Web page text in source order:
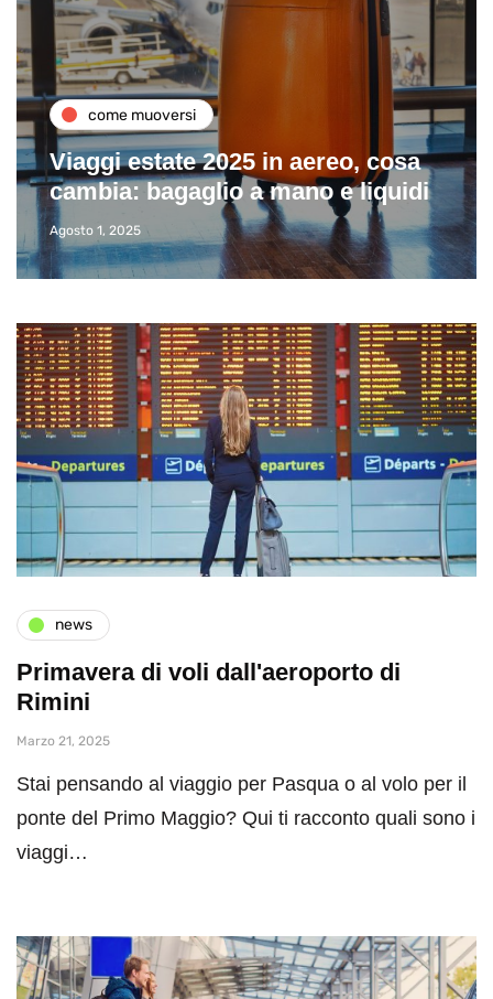
come muoversi
Viaggi estate 2025 in aereo, cosa
cambia: bagaglio a mano e liquidi
Agosto 1, 2025
news
Primavera di voli dall'aeroporto di
Rimini
Marzo 21, 2025
Stai pensando al viaggio per Pasqua o al volo per il
ponte del Primo Maggio? Qui ti racconto quali sono i
viaggi…